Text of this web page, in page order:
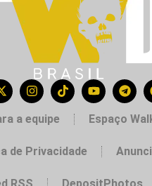
a equipe Espaço
de Privacidade
RSS DepositPhotos